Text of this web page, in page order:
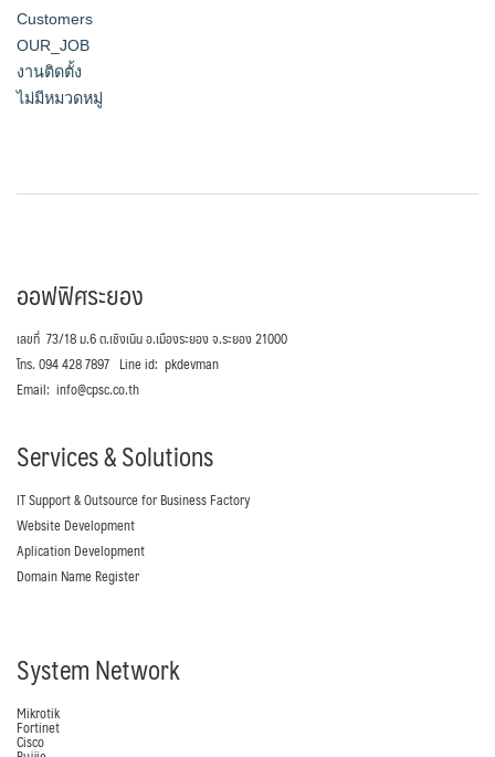
Customers
OUR_JOB
งานติดตั้ง
ไม่มีหมวดหมู่
ออฟฟิศระยอง
เลขที่ 73/18 ม.6 ต.เชิงเนิน อ.เมืองระยอง จ.ระยอง 21000
โทร. 094 428 7897 Line id: pkdevman
Email: info@cpsc.co.th
Services & Solutions
IT Support & Outsource for Business Factory
Website Development
Aplication Development
Domain Name Register
System Network
Mikrotik
Fortinet
Cisco